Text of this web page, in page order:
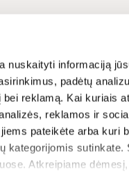
nuskaityti informaciją
padėtų
reklamą. Kai kuriais
reklamos ir
pateikėte arba kuri
kategorijomis sutinkate.
Atkreipiame
Lojalumo
Naujienos ir
Receptai
Sąlygos ir
Privatumo